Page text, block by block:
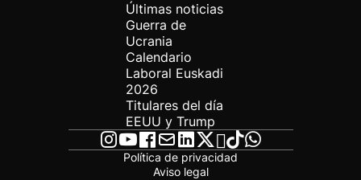
Últimas noticias
Guerra de
Ucrania
Calendario
Laboral Euskadi
2026
Titulares del día
EEUU y Trump
Política de privacidad
Aviso legal